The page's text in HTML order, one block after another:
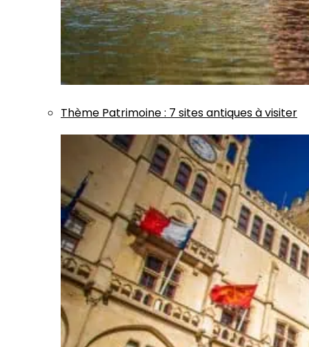
Thème Patrimoine: 7 sites antiques à visiter